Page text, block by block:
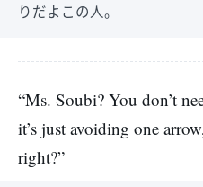
りだよこの人。
“Ms. Soubi? You don’t
it’s just avoiding one
right?”